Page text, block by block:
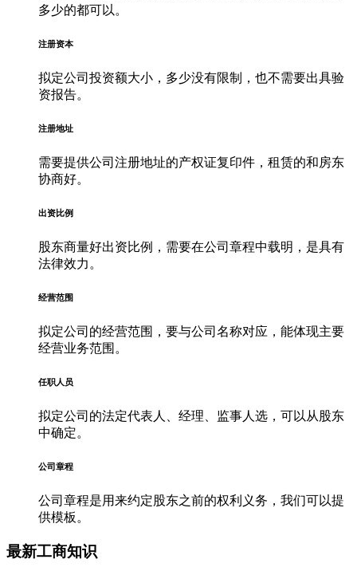
多少的都可以。
注册资本
拟定公司投资额大小，多少没有限制，也不需要出具验
资报告。
注册地址
需要提供公司注册地址的产权证复印件，租赁的和房东
协商好。
出资比例
股东商量好出资比例，需要在公司章程中载明，是具有
法律效力。
经营范围
拟定公司的经营范围，要与公司名称对应，能体现主要
经营业务范围。
任职人员
拟定公司的法定代表人、经理、监事人选，可以从股东
中确定。
公司章程
公司章程是用来约定股东之前的权利义务，我们可以提
供模板。
最新工商知识